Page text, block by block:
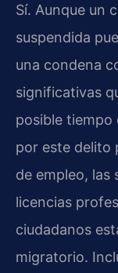
Sí. Aunque un
suspendida
una condena
significativas
posible tiempo
por este delito
de empleo, las
licencias
ciudadanos
migratorio.